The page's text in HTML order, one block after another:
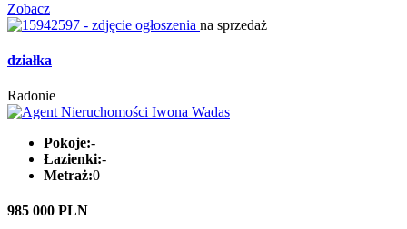
Zobacz
na sprzedaż
działka
Radonie
Pokoje:-
Łazienki:-
Metraż:0
985 000 PLN